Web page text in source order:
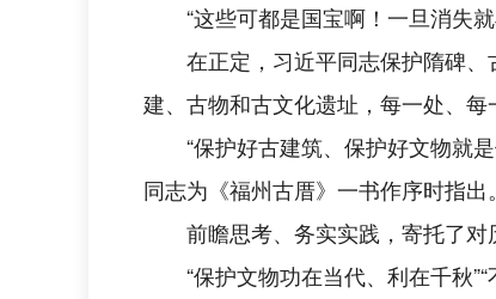
“这些可都是国宝啊！一旦消失
在正定，习近平同志保护隋碑
建、古物和古文化遗址，每一处、每
“保护好古建筑、保护好文物就
同志为《福州古厝》一书作序时指出。
前瞻思考、务实实践，寄托了对
“保护文物功在当代、利在千秋